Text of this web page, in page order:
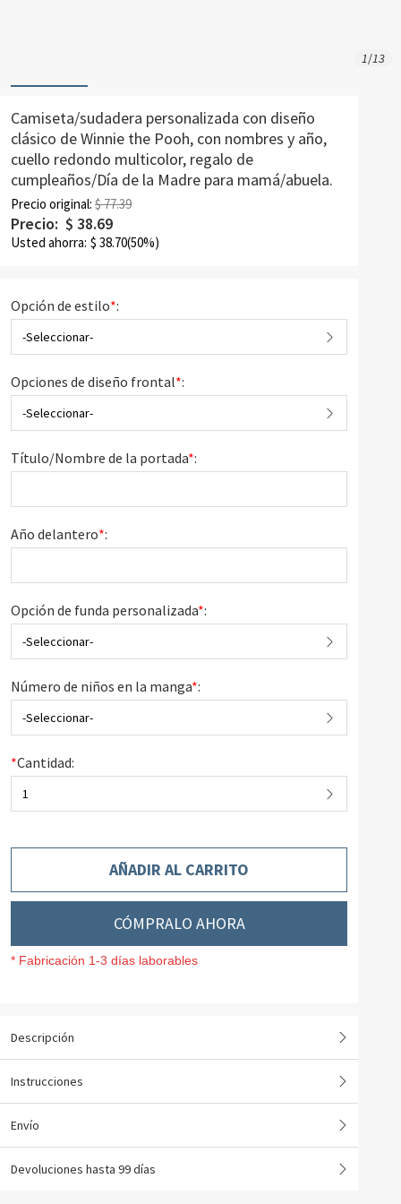
1/13
Camiseta/sudadera personalizada con diseño
clásico de Winnie the Pooh, con nombres y año,
cuello redondo multicolor, regalo de
cumpleaños/Día de la Madre para mamá/abuela.
Precio original: $ 77.39
Precio: $ 38.69
Usted ahorra: $ 38.70(50%)
Opción de estilo*:
-Seleccionar-
Opciones de diseño frontal*:
-Seleccionar-
Título/Nombre de la portada*:
Año delantero*:
Opción de funda personalizada*:
-Seleccionar-
Número de niños en la manga*:
-Seleccionar-
*Cantidad:
1
AÑADIR AL CARRITO
CÓMPRALO AHORA
* Fabricación 1-3 días laborables
Descripción
Instrucciones
Envío
Devoluciones hasta 99 días